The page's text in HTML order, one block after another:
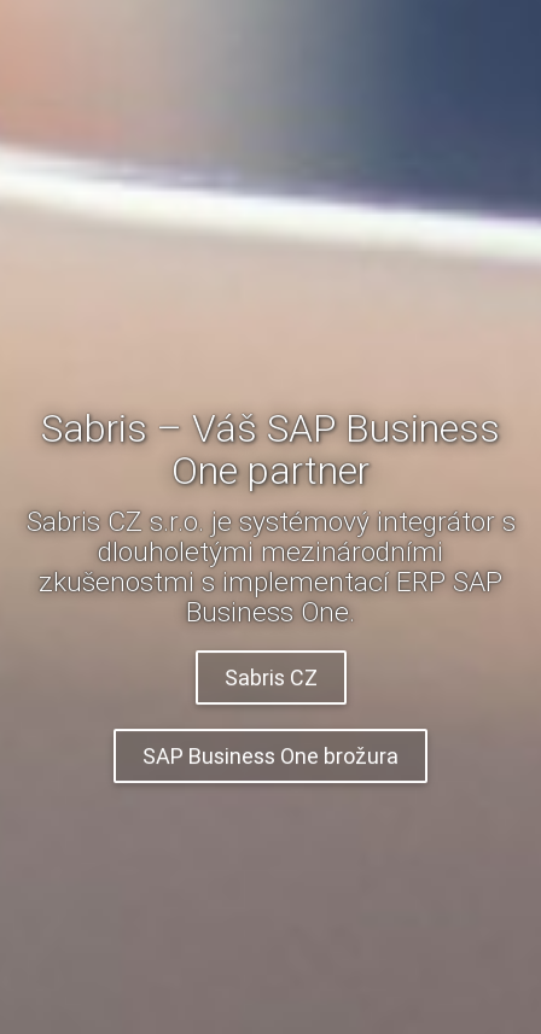
Sabris – Váš SAP Business
One partner
Sabris CZ s.r.o. je systémový integrátor s
dlouholetými mezinárodními
zkušenostmi s implementací ERP SAP
Business One.
Sabris CZ
SAP Business One brožura